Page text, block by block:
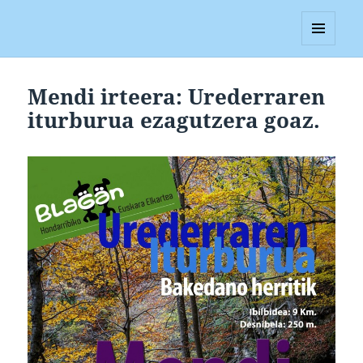
Mendi irteera: Urederraren
iturburua ezagutzera goaz.